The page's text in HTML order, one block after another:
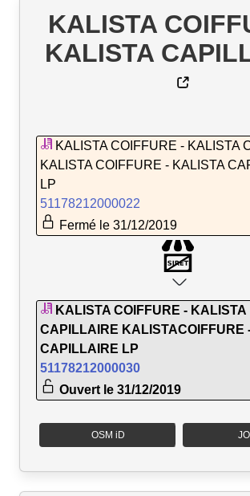
KALISTA
KALISTA
KALISTA COIFFURE - KALISTA
KALISTA COIFFURE - KALISTA
LP
51178212000022
Fermé le 31/12/2019
KALISTA COIFFURE - KALISTA
CAPILLAIRE KALISTACOIFFURE
CAPILLAIRE LP
51178212000030
Ouvert le 31/12/2019
OSM iD